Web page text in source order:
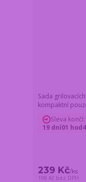
Sada
kompaktní
239 Kč/ks
198 Kč bez DPH
Sleva končí:
19 dní01 hod